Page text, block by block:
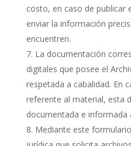
costo, en caso de publicar
enviar la información
encuentren.
La documentación
digitales que posee el
respetada a cabalidad. En
referente al material, esta
documentada e informada
Mediante este